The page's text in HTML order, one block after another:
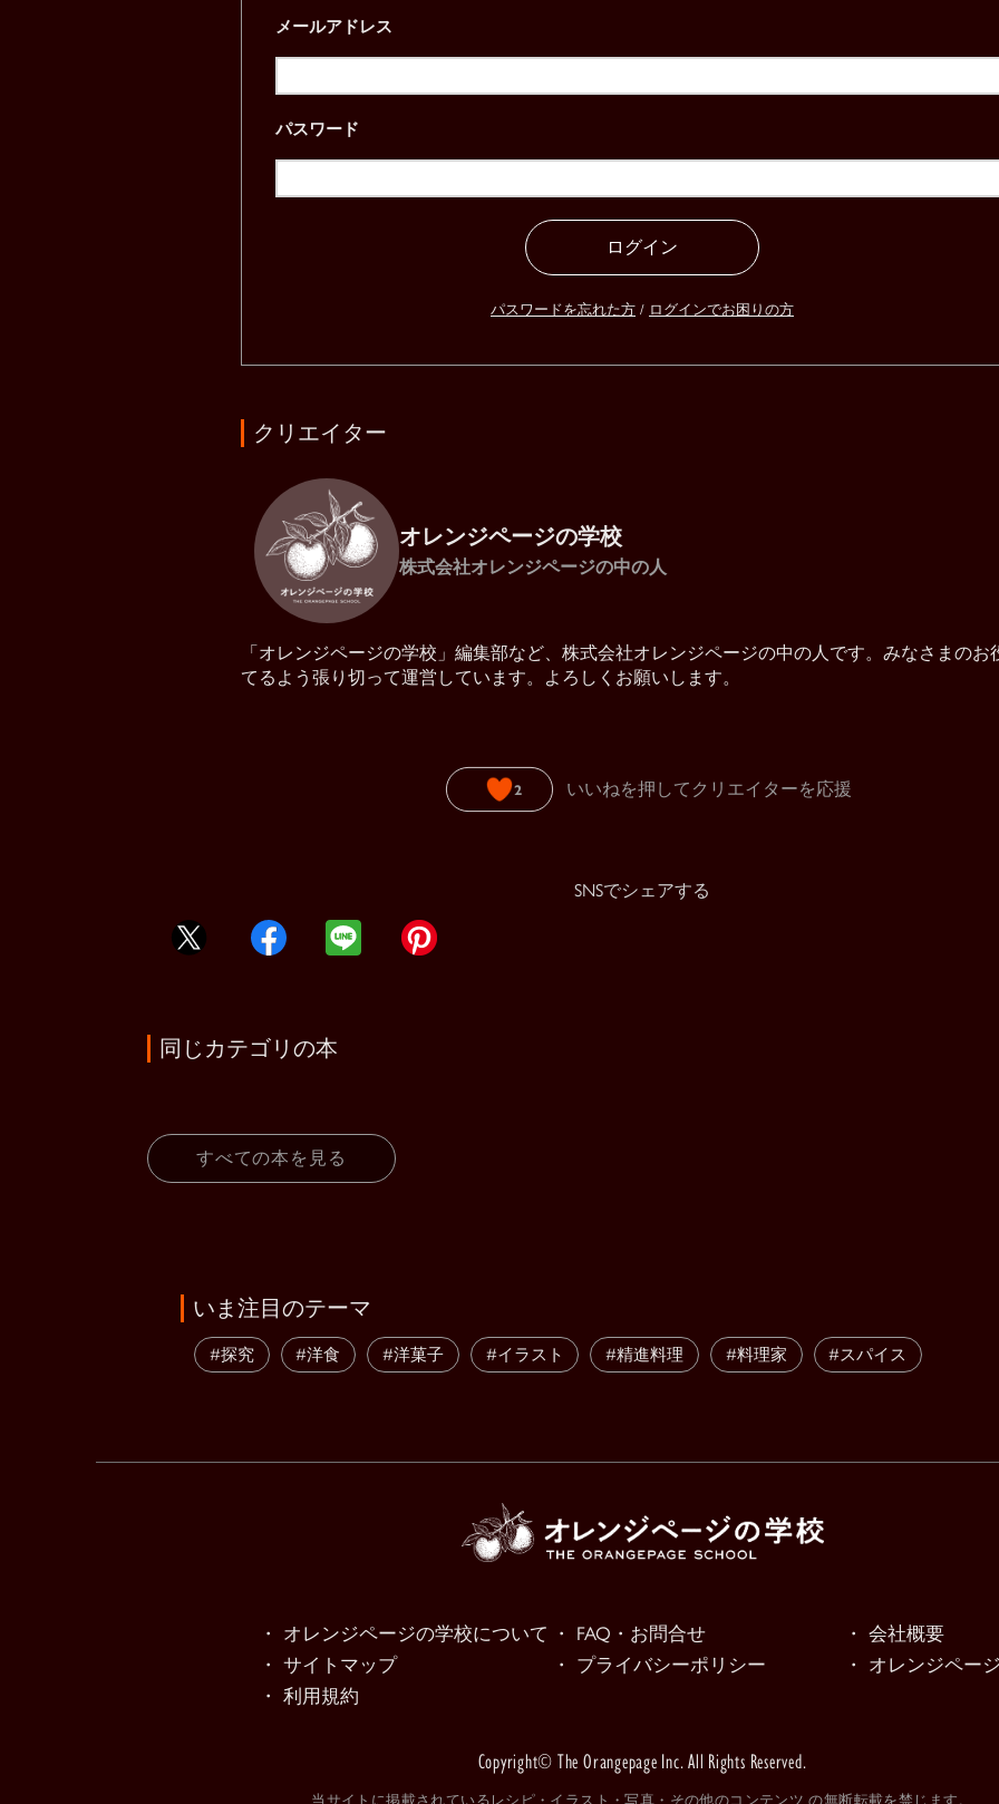
メールアドレス
パスワード
ログイン
パスワードを忘れた方 / ログインでお困りの方
クリエイター
オレンジページの学校
株式会社オレンジページの中の人
「オレンジページの学校」編集部など、株式会社オレンジページの中の人です。みなさまのお
てるよう張り切って運営しています。よろしくお願いします。
2 いいねを押してクリエイターを応援
SNSでシェアする
同じカテゴリの本
すべての本を見る
いま注目のテーマ
#探究 #洋食 #洋菓子 #イラスト #精進料理 #料理家 #スパイス
・ オレンジページの学校について
・ サイトマップ
・ 利用規約
・ FAQ・お問合せ
・ プライバシーポリシー
・ 会社概要
・ オレンジペー
Copyright© The Orangepage Inc. All Rights Reserved.
当サイトに掲載されているレシピ・イラスト・写真・その他のコンテンツ の無断転載を禁じます。